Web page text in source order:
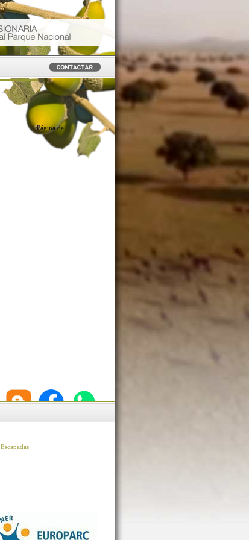
Páginade
Escapadas